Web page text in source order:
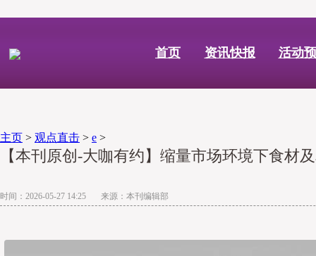
首页 资讯快报 活动
主页 > 观点直击 > e >
【本刊原创-大咖有约】缩量市场环境下食材
时间：2026-05-27 14:25 来源：本刊编辑部